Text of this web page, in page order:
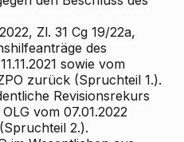
Zl. 31 Cg 19/22a,
des
sowie vom
zurück (Spruchteil 1.).
Revisionsrekurs
vom 07.01.2022
2.).